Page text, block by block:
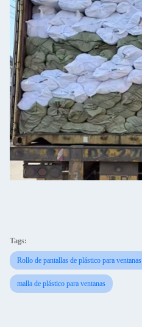
Tags:
Rollo de pantallas de plástico para ventanas
malla de plástico para ventanas